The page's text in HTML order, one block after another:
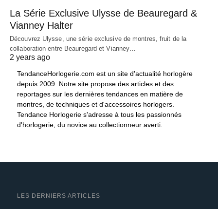
La Série Exclusive Ulysse de Beauregard &
Vianney Halter
Découvrez Ulysse, une série exclusive de montres, fruit de la
collaboration entre Beauregard et Vianney…
2 years ago
TendanceHorlogerie.com est un site d'actualité horlogère
depuis 2009. Notre site propose des articles et des
reportages sur les dernières tendances en matière de
montres, de techniques et d'accessoires horlogers.
Tendance Horlogerie s'adresse à tous les passionnés
d'horlogerie, du novice au collectionneur averti.
LES DERNIERS ARTICLES